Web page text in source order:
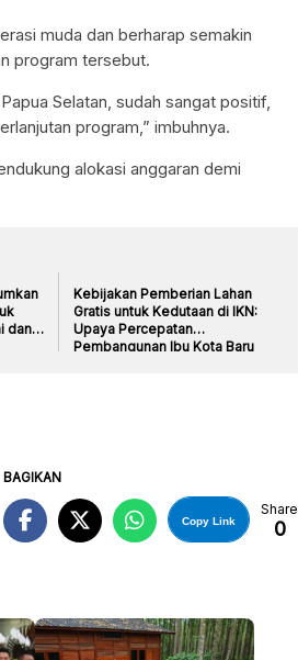
muda dan berharap semakin
program tersebut.
Selatan, sudah sangat positif,
program,” imbuhnya.
alokasi anggaran demi
dan
Kebijakan Pemberian Lahan
Gratis untuk Kedutaan di IKN:
Upaya Percepatan
Pembangunan Ibu Kota Baru
BAGIKAN
Copy Link
Share
0